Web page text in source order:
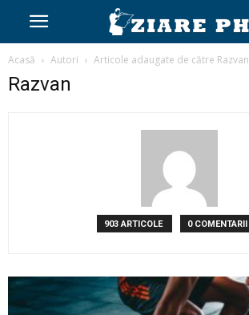
Acasă Autori Articole adaugate de către Razvan
Razvan
903 ARTICOLE 0 COMENTARII